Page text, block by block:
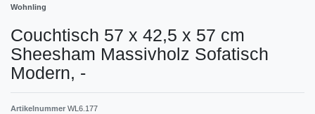
Wohnling
Couchtisch 57 x 42,5 x 57 cm
Sheesham Massivholz Sofatisch
Modern, -
Artikelnummer WL6.177